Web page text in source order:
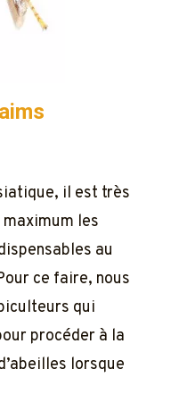
il est très
les
au
ce faire, nous
qui
procéder à la
lorsque